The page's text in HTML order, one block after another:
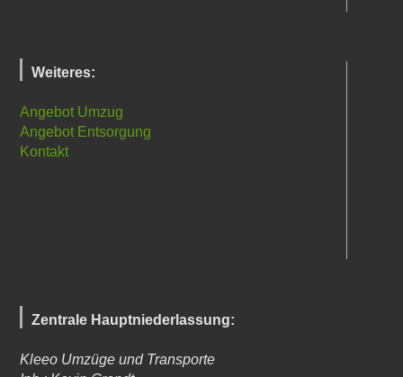
Weiteres:
Angebot Umzug
Angebot Entsorgung
Kontakt
Zentrale Hauptniederlassung:
Kleeo Umzüge und Transporte